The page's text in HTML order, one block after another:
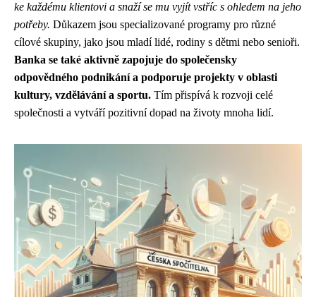
ke každému klientovi a snaží se mu vyjít vstříc s ohledem na jeho
potřeby. Důkazem jsou specializované programy pro různé
cílové skupiny, jako jsou mladí lidé, rodiny s dětmi nebo senioři.
Banka se také aktivně zapojuje do společensky
odpovědného podnikání a podporuje projekty v oblasti
kultury, vzdělávání a sportu. Tím přispívá k rozvoji celé
společnosti a vytváří pozitivní dopad na životy mnoha lidí.